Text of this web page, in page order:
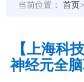
当前位置： 首页>
【上海科
神经元全